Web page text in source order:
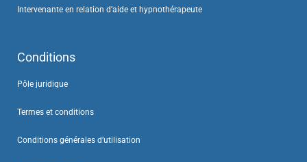
Intervenante en relation d’aide et hypnothérapeute
Conditions
Pôle juridique
Termes et conditions
Conditions générales d’utilisation